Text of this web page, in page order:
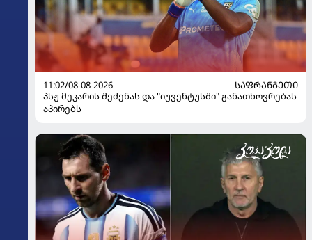
11:02/08-08-2026
ᲡᲐᲤᲠᲐᲜᲒᲔᲗᲘ
პსჟ მეკარის შეძენას და "იუვენტუსში" განათხოვრებას
აპირებს